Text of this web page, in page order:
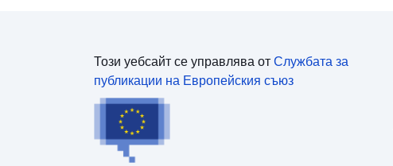
Този уебсайт се управлява от Службата за
публикации на Европейския съюз